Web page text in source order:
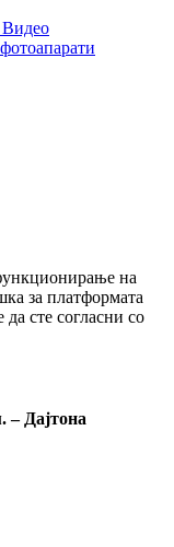
на
за платформата
сте согласни со
– Дајтона